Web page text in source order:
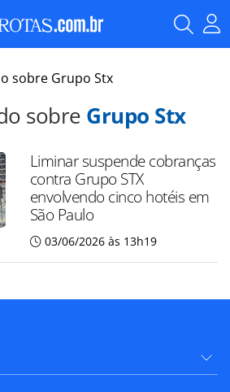
sobre Grupo Stx
sobre Grupo Stx
Liminar suspende cobranças
contra Grupo STX
envolvendo cinco hotéis em
São Paulo
03/06/2026 às 13h19